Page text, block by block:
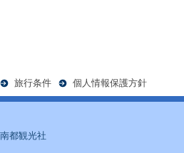
旅行条件 個人情報保護方針
南都観光社